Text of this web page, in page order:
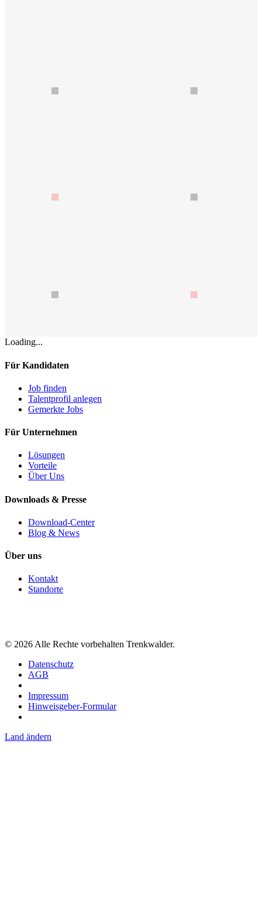
Loading...
Für Kandidaten
Job finden
Talentprofil anlegen
Gemerkte Jobs
Für Unternehmen
Lösungen
Vorteile
Über Uns
Downloads & Presse
Download-Center
Blog & News
Über uns
Kontakt
Standorte
© 2026 Alle Rechte vorbehalten Trenkwalder.
Datenschutz
AGB
Impressum
Hinweisgeber-Formular
Land ändern